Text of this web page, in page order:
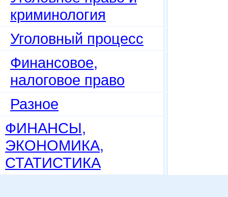
криминология
Уголовный процесс
Финансовое,
налоговое право
Разное
ФИНАНСЫ,
ЭКОНОМИКА,
СТАТИСТИКА